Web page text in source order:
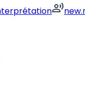
record_voice_over